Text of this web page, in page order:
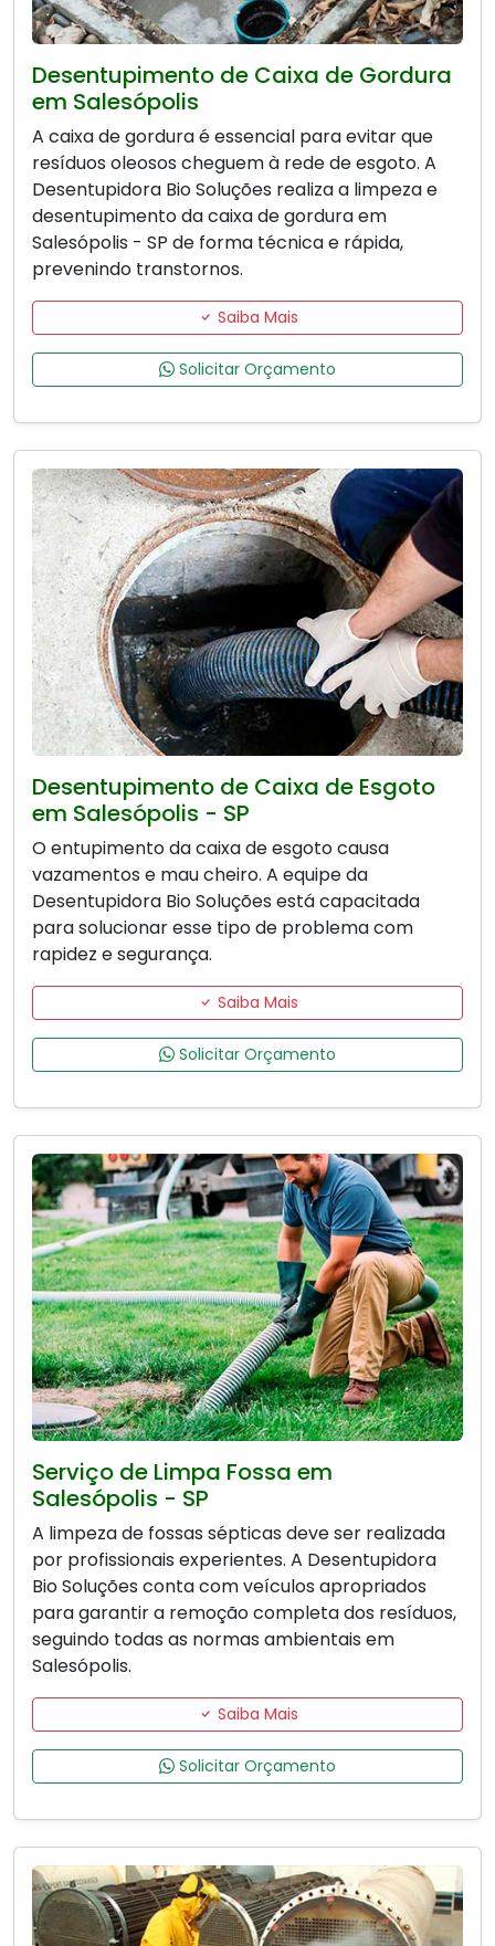
Desentupimento de Caixa de Gordura
em Salesópolis
A caixa de gordura é essencial para evitar que
resíduos oleosos cheguem à rede de esgoto. A
Desentupidora Bio Soluções realiza a limpeza e
desentupimento da caixa de gordura em
Salesópolis - SP de forma técnica e rápida,
prevenindo transtornos.
Saiba Mais
Solicitar Orçamento
Desentupimento de Caixa de Esgoto
em Salesópolis - SP
O entupimento da caixa de esgoto causa
vazamentos e mau cheiro. A equipe da
Desentupidora Bio Soluções está capacitada
para solucionar esse tipo de problema com
rapidez e segurança.
Saiba Mais
Solicitar Orçamento
Serviço de Limpa Fossa em
Salesópolis - SP
A limpeza de fossas sépticas deve ser realizada
por profissionais experientes. A Desentupidora
Bio Soluções conta com veículos apropriados
para garantir a remoção completa dos resíduos,
seguindo todas as normas ambientais em
Salesópolis.
Saiba Mais
Solicitar Orçamento